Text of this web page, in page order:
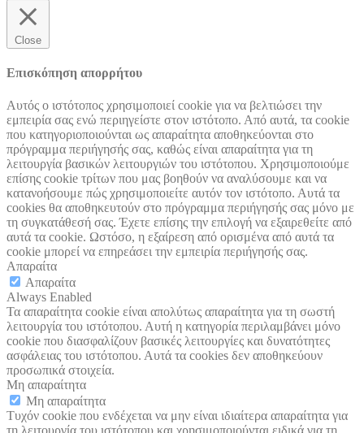
Close
Επισκόπηση απορρήτου
Αυτός ο ιστότοπος χρησιμοποιεί cookie για να βελτιώσει την
εμπειρία σας ενώ περιηγείστε στον ιστότοπο. Από αυτά, τα cookie
που κατηγοριοποιούνται ως απαραίτητα αποθηκεύονται στο
πρόγραμμα περιήγησής σας, καθώς είναι απαραίτητα για τη
λειτουργία βασικών λειτουργιών του ιστότοπου. Χρησιμοποιούμε
επίσης cookie τρίτων που μας βοηθούν να αναλύσουμε και να
κατανοήσουμε πώς χρησιμοποιείτε αυτόν τον ιστότοπο. Αυτά τα
cookies θα αποθηκευτούν στο πρόγραμμα περιήγησής σας μόνο με
τη συγκατάθεσή σας. Έχετε επίσης την επιλογή να εξαιρεθείτε από
αυτά τα cookie. Ωστόσο, η εξαίρεση από ορισμένα από αυτά τα
cookie μπορεί να επηρεάσει την εμπειρία περιήγησής σας.
Απαραίτα
Απαραίτα
Always Enabled
Τα απαραίτητα cookie είναι απολύτως απαραίτητα για τη σωστή
λειτουργία του ιστότοπου. Αυτή η κατηγορία περιλαμβάνει μόνο
cookie που διασφαλίζουν βασικές λειτουργίες και δυνατότητες
ασφάλειας του ιστότοπου. Αυτά τα cookies δεν αποθηκεύουν
προσωπικά στοιχεία.
Μη απαραίτητα
Μη απαραίτητα
Τυχόν cookie που ενδέχεται να μην είναι ιδιαίτερα απαραίτητα για
τη λειτουργία του ιστότοπου και χρησιμοποιούνται ειδικά για τη